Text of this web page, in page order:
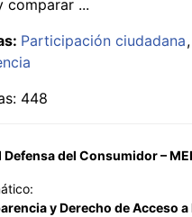
comparar ...
Participación ciudadana
448
Defensa del Consumidor –
y Derecho de Acceso a